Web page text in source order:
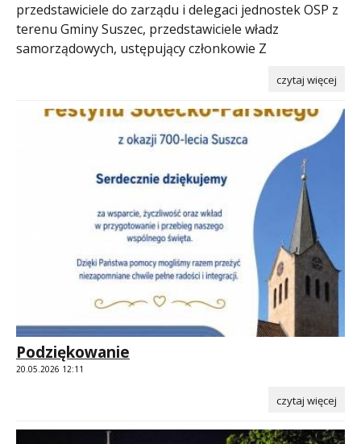
przedstawiciele do zarządu i delegaci jednostek OSP z
terenu Gminy Suszec, przedstawiciele władz
samorządowych, ustępujący członkowie Z
czytaj więcej
Podziękowanie
20.05.2026 12:11
czytaj więcej